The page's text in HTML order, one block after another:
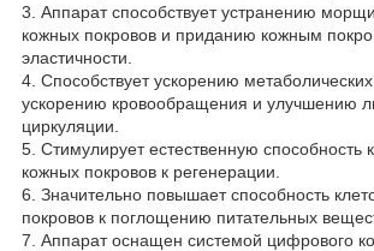
3. Аппарат способствует устранению
кожных покровов и приданию кожным
эластичности.
4. Способствует ускорению
ускорению кровообращения и улучшению
циркуляции.
5. Стимулирует естественную способность
кожных покровов к регенерации.
6. Значительно повышает способность
покровов к поглощению питательных
7. Аппарат оснащен системой цифрового